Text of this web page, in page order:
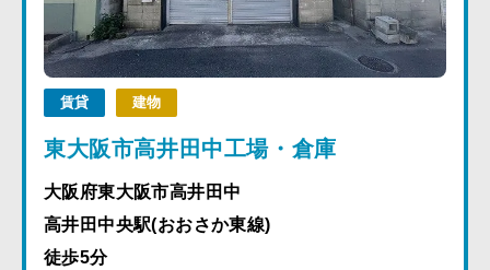
賃貸 建物
東大阪市高井田中工場・倉庫
大阪府東大阪市高井田中
高井田中央駅(おおさか東線)
徒歩5分